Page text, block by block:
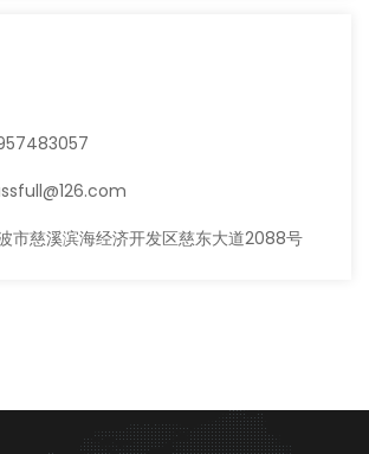
市慈溪滨海经济开发区慈东大道2088号